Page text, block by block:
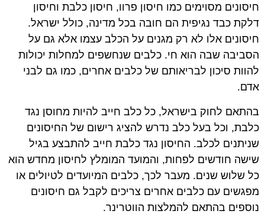
חיסונים מסוימים כמו חיסון פרוו, חיסון כלבת וחיסון
דלקת כבד נגיפית הם חובה בכל מדינה, כולל ישראל.
חיסונים אלו לא רק מגנים על הכלב עצמו אלא גם על
הסביבה שבה הוא חי. כלבים שנחשפים למחלות יכולות
להוות סיכון לבריאותם של כלבים אחרים, כמו גם לבני
אדם.
בהתאם לחוק בישראל, כל כלב חייב להיות מחוסן נגד
כלבת, וכל בעל כלב נדרש להציג רישום של החיסונים
שניתנים לכלב. החיסון נגד כלבת חייב להתבצע בגיל
שישה חודשים לפחות, והמועד המומלץ לחיסון מחדש הוא
כל שלוש שנים. מעבר לכך, כלבים המיועדים לטיולים או
מפגשים עם כלבים אחרים צריכים לקבל גם חיסונים
נוספים בהתאם להמלצות הווטרינר.